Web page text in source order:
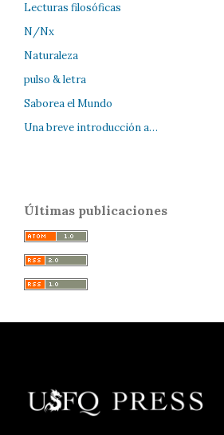
Lecturas filosóficas
N/Nx
Naturaleza
pulso & letra
Saborea el Mundo
Una breve introducción a…
Últimas publicaciones